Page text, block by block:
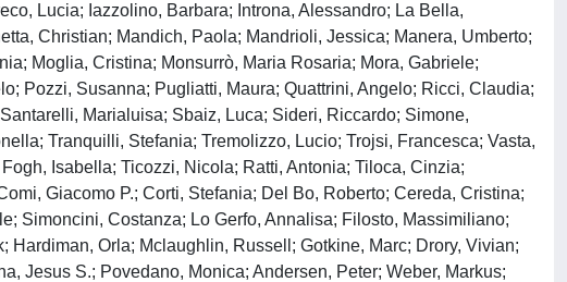
Lucia; Iazzolino, Barbara; Introna, Alessandro; La Bella,
Christian; Mandich, Paola; Mandrioli, Jessica; Manera, Umberto;
Moglia, Cristina; Monsurrò, Maria Rosaria; Mora, Gabriele;
Pozzi, Susanna; Pugliatti, Maura; Quattrini, Angelo; Ricci, Claudia;
Marialuisa; Sbaiz, Luca; Sideri, Riccardo; Simone,
Tranquilli, Stefania; Tremolizzo, Lucio; Trojsi, Francesca; Vasta,
Isabella; Ticozzi, Nicola; Ratti, Antonia; Tiloca, Cinzia;
Giacomo P.; Corti, Stefania; Del Bo, Roberto; Cereda, Cristina;
Simoncini, Costanza; Lo Gerfo, Annalisa; Filosto, Massimiliano;
Orla; Mclaughlin, Russell; Gotkine, Marc; Drory, Vivian;
Jesus S.; Povedano, Monica; Andersen, Peter; Weber, Markus;